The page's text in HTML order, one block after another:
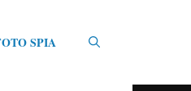
SPIA